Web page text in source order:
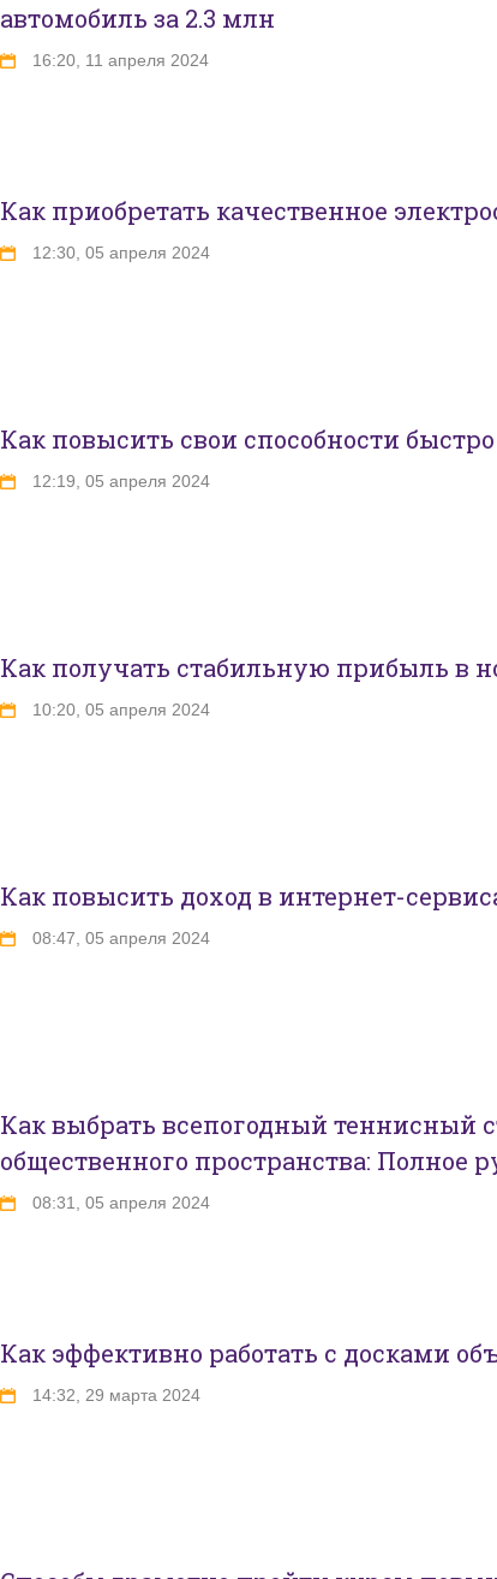
автомобиль за 2.3 млн
16:20, 11 апреля 2024
Как приобретать качественное
12:30, 05 апреля 2024
Как повысить свои способности
12:19, 05 апреля 2024
Как получать стабильную прибыль в
10:20, 05 апреля 2024
Как повысить доход в интернет-
08:47, 05 апреля 2024
Как выбрать всепогодный теннисный
общественного пространства: Полное
08:31, 05 апреля 2024
Как эффективно работать с досками
14:32, 29 марта 2024